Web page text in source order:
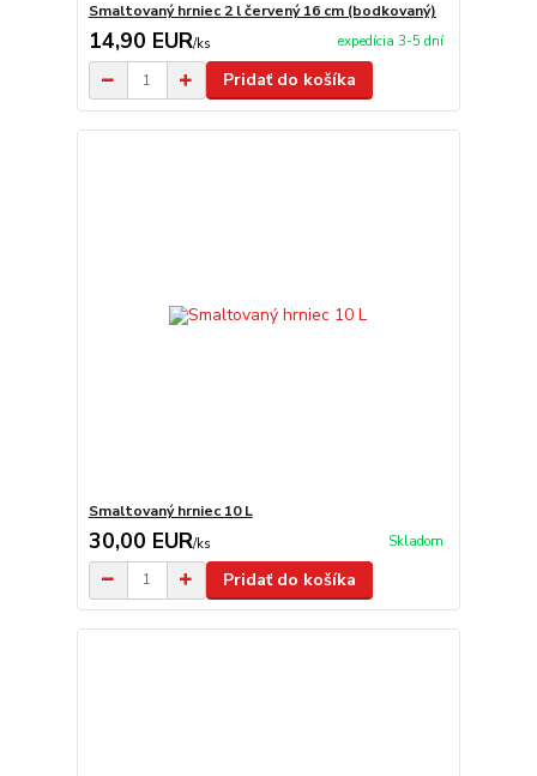
Smaltovaný hrniec 2 l červený 16 cm (bodkovaný)
14,90 EUR/ks expedícia 3-5 dní
Pridať do košíka
Smaltovaný hrniec 10 L
30,00 EUR/ks Skladom
Pridať do košíka